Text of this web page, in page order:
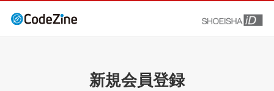
新規会員登録